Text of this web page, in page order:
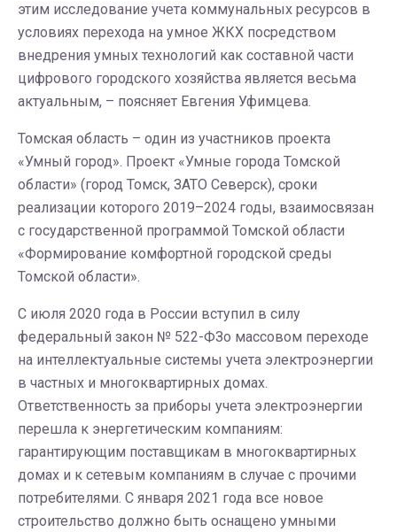
этим исследование учета коммунальных ресурсов в
условиях перехода на умное ЖКХ посредством
внедрения умных технологий как составной части
цифрового городского хозяйства является весьма
актуальным, – поясняет Евгения Уфимцева.
Томская область – один из участников проекта
«Умный город». Проект «Умные города Томской
области» (город Томск, ЗАТО Северск), сроки
реализации которого 2019–2024 годы, взаимосвязан
с государственной программой Томской области
«Формирование комфортной городской среды
Томской области».
С июля 2020 года в России вступил в силу
федеральный закон № 522-ФЗо массовом переходе
на интеллектуальные системы учета электроэнергии
в частных и многоквартирных домах.
Ответственность за приборы учета электроэнергии
перешла к энергетическим компаниям:
гарантирующим поставщикам в многоквартирных
домах и к сетевым компаниям в случае с прочими
потребителями. С января 2021 года все новое
строительство должно быть оснащено умными